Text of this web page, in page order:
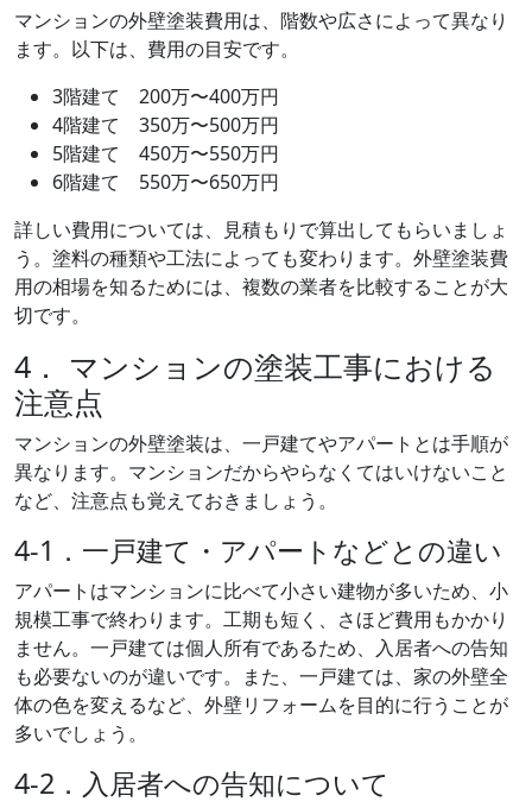
マンションの外壁塗装費用は、階数や広さによって異なり
ます。以下は、費用の目安です。
3階建て 200万〜400万円
4階建て 350万〜500万円
5階建て 450万〜550万円
6階建て 550万〜650万円
詳しい費用については、見積もりで算出してもらいましょ
う。塗料の種類や工法によっても変わります。外壁塗装費
用の相場を知るためには、複数の業者を比較することが大
切です。
4． マンションの塗装工事における
注意点
マンションの外壁塗装は、一戸建てやアパートとは手順が
異なります。マンションだからやらなくてはいけないこと
など、注意点も覚えておきましょう。
4-1．一戸建て・アパートなどとの違い
アパートはマンションに比べて小さい建物が多いため、小
規模工事で終わります。工期も短く、さほど費用もかかり
ません。一戸建ては個人所有であるため、入居者への告知
も必要ないのが違いです。また、一戸建ては、家の外壁全
体の色を変えるなど、外壁リフォームを目的に行うことが
多いでしょう。
4-2．入居者への告知について